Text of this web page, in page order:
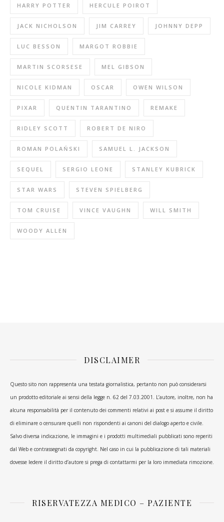
HARRY POTTER HERCULE POIROT
JACK NICHOLSON JIM CARREY JOHNNY DEPP
LUC BESSON MARGOT ROBBIE
MARTIN SCORSESE MEL GIBSON
NICOLE KIDMAN OSCAR OWEN WILSON
PIXAR QUENTIN TARANTINO REMAKE
RIDLEY SCOTT ROBERT DE NIRO
ROMAN POLAŃSKI SAMUEL L. JACKSON
SEQUEL SERGIO LEONE STANLEY KUBRICK
STAR WARS STEVEN SPIELBERG
TOM CRUISE VINCE VAUGHN WILL SMITH
WOODY ALLEN
DISCLAIMER
Questo sito non rappresenta una testata giornalistica, pertanto non può considerarsi
un prodotto editoriale ai sensi della legge n. 62 del 7.03.2001. L’autore, inoltre, non ha
alcuna responsabilità per il contenuto dei commenti relativi ai post e si assume il diritto
di eliminare o censurare quelli non rispondenti ai canoni del dialogo aperto e civile.
Salvo diversa indicazione, le immagini e i prodotti multimediali pubblicati sono reperiti
dal Web e contrassegnati da copyright. Nel caso in cui la pubblicazione di tali materiali
dovesse ledere il diritto d’autore si prega di contattarmi per la loro immediata rimozione.
RISERVATEZZA MEDICO – PAZIENTE